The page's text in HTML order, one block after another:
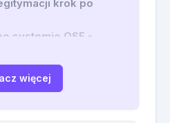
krok po
systemie OSE -
mlegitymacji dla
więcej